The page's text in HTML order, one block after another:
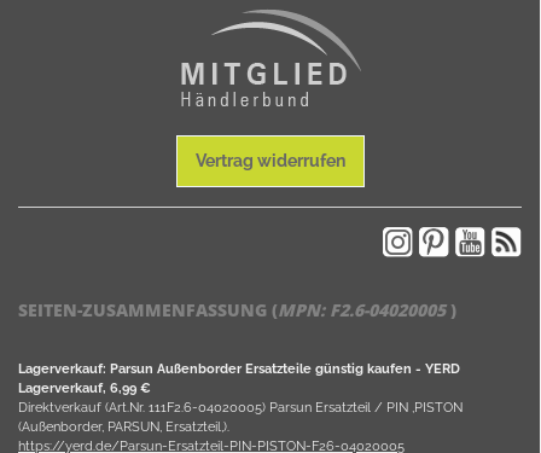
Vertrag widerrufen
SEITEN-ZUSAMMENFASSUNG (MPN: F2.6-04020005)
Lagerverkauf: Parsun Außenborder Ersatzteile günstig kaufen - YERD
Lagerverkauf, 6,99 €
Direktverkauf (Art.Nr. 111F2.6-04020005) Parsun Ersatzteil / PIN ,PISTON
(Außenborder, PARSUN, Ersatzteil,).
https://yerd.de/Parsun-Ersatzteil-PIN-PISTON-F26-04020005